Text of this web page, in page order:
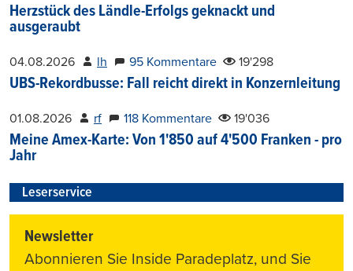
Herzstück des Ländle-Erfolgs geknackt und
ausgeraubt
04.08.2026 lh 95 Kommentare 19'298
UBS-Rekordbusse: Fall reicht direkt in Konzernleitung
01.08.2026 rf 118 Kommentare 19'036
Meine Amex-Karte: Von 1'850 auf 4'500 Franken - pro
Jahr
Leserservice
Newsletter
Abonnieren Sie Inside Paradeplatz, und Sie